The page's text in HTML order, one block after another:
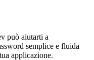
può aiutarti a
semplice e fluida
applicazione.